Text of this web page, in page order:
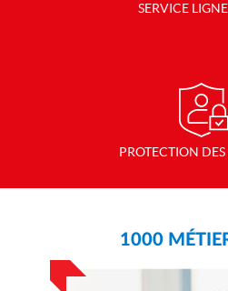
SERVICE
PROTECTION
1000